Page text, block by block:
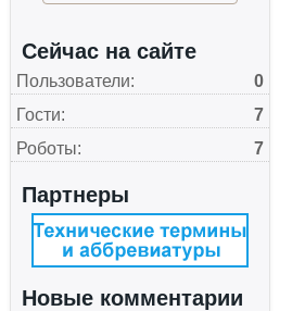
С3
С4
С5
Сейчас на сайте
Пользователи:
0
Гости:
7
Роботы:
7
Партнеры
Новые комментарии